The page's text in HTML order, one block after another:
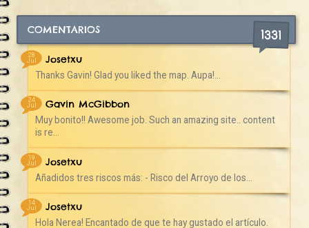
COMENTARIOS 1331
28
Jul
Josetxu
Thanks Gavin! Glad you liked the map. Aupa!...
24
Jul
Gavin McGibbon
Muy bonito!! Awesome job. Such an amazing site.. content
is re...
19
Jul
Josetxu
Añadidos tres riscos más: - Risco del Arroyo de los...
14
Jul
Josetxu
Hola Nerea! Encantado de que te hay gustado el artículo.